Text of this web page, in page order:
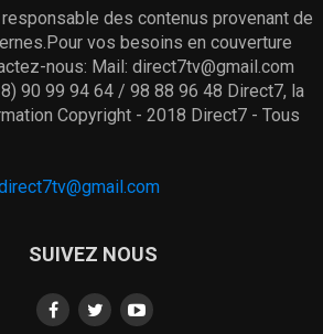
responsable des contenus provenant de
vos besoins en couverture
nous: Mail: direct7tv@gmail.com
90 99 94 64 / 98 88 96 48 Direct7, la
Copyright - 2018 Direct7 - Tous
SUIVEZ NOUS